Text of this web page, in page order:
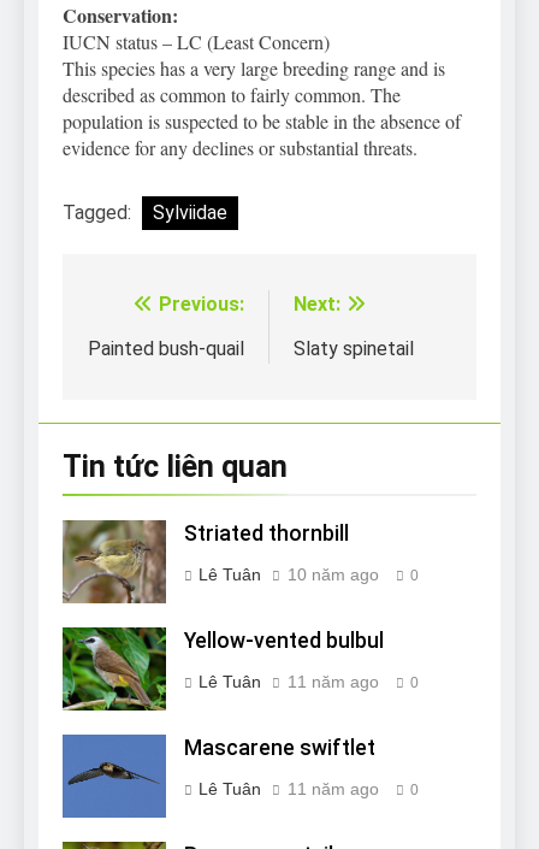
Conservation:
IUCN status – LC (Least Concern)
This species has a very large breeding range and is
described as common to fairly common. The
population is suspected to be stable in the absence of
evidence for any declines or substantial threats.
Tagged: Sylviidae
Điều
hướng
Previous:
Painted bush-quail
Next:
Slaty spinetail
Tin tức liên quan
Striated thornbill
Lê Tuân 10 năm ago 0
Yellow-vented bulbul
Lê Tuân 11 năm ago 0
Mascarene swiftlet
Lê Tuân 11 năm ago 0